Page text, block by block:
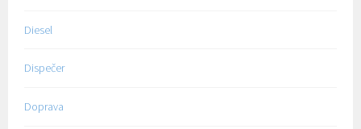
Diesel
Dispečer
Doprava